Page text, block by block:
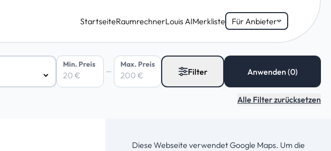
StartseiteRaumrechnerLouis AIMerkliste Für Anbieter
Min. Preis Max. Preis
Filter
Alle Filter zurücksetzen
Diese Webseite verwendet Google Maps. Um die